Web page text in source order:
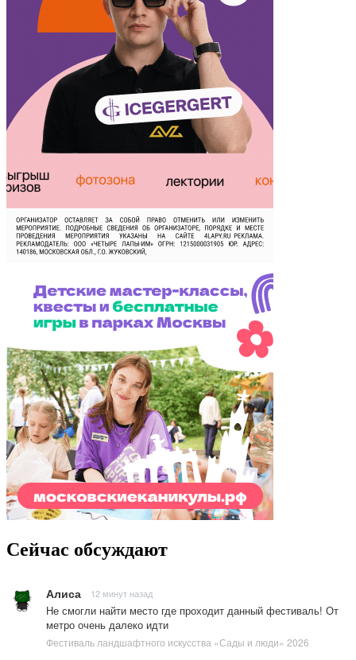
Сейчас обсуждают
Алиса 12 минут назад
Не смогли найти место где проходит данный фестиваль! От
метро очень далеко идти
Фестиваль ландшафтного искусства «Сады и люди» 2026